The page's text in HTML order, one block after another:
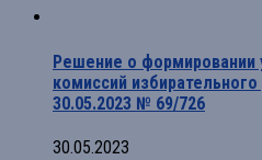
Решение о формировании
комиссий
30.05.2023 № 69/726
30.05.2023